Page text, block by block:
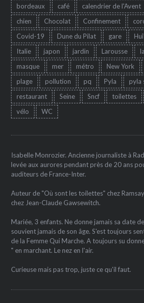
bordeaux
café calendrier de l'Avent
chien
Chocolat Confinement
Covid-19
Dune du Pilat gare
Italie
japon jardin Larousse
masque
mer métro New York
plage
pollution pq Pyla pyla
restaurant
Seine Sncf toilettes
vélo
WC
Isabelle Monrozier. Ancienne journaliste à
levée aux aurores pendant près de 20 ans
auditeurs de France-Inter.
Auteur de "Où sont les toilettes" chez
chez Jean-Claude Gawsewitch.
Mariée, 3 enfants. Ne donne jamais sa date
souvient jamais de son âge. S'est toujours
de la Femme Qui Marche. A toujours su
" en marchant. Le nez en l'air.
Curieuse mais pas trop, juste ce qu'il faut.